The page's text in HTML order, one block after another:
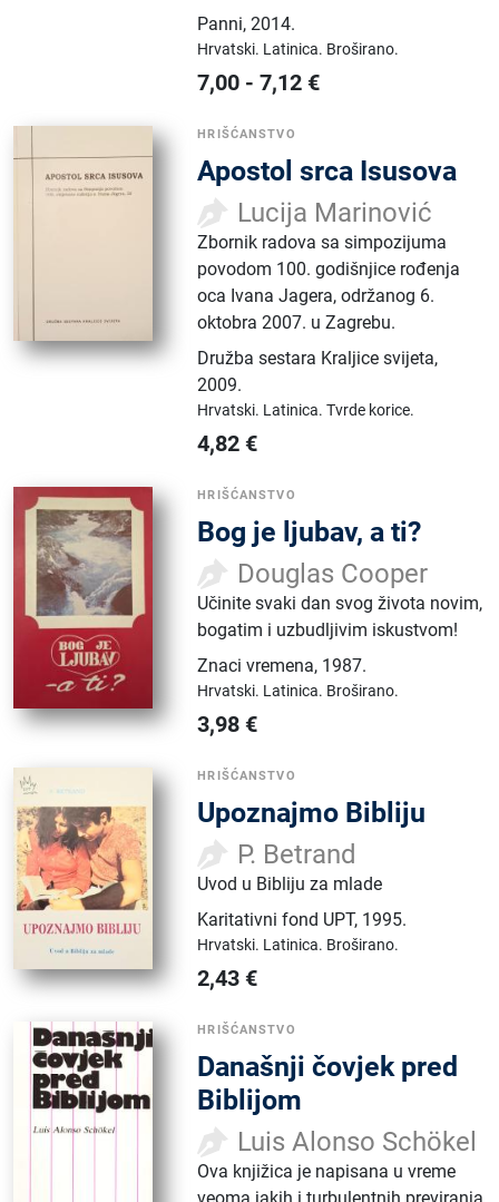
Panni,2014.
Hrvatski. Latinica. Broširano.
7,00 -7,12 €
HRIŠĆANSTVO
Apostol srca Isusova
Lucija Marinović
Zbornik radova sa simpozijuma
povodom 100. godišnjice rođenja
oca Ivana Jagera, održanog 6.
oktobra 2007. u Zagrebu.
Družba sestara Kraljice svijeta,
2009.
Hrvatski. Latinica.Tvrde korice.
4,82 €
HRIŠĆANSTVO
Bog je ljubav, a ti?
Douglas Cooper
Učinite svaki dan svog života novim,
bogatim i uzbudljivim iskustvom!
Znaci vremena, 1987.
Hrvatski. Latinica. Broširano.
3,98 €
HRIŠĆANSTVO
Upoznajmo Bibliju
P. Betrand
Uvod u Bibliju za mlade
Karitativni fond UPT, 1995.
Hrvatski. Latinica. Broširano.
2,43 €
HRIŠĆANSTVO
Današnji čovjek pred
Biblijom
Luis Alonso Schökel
Ova knjižica je napisana u vreme